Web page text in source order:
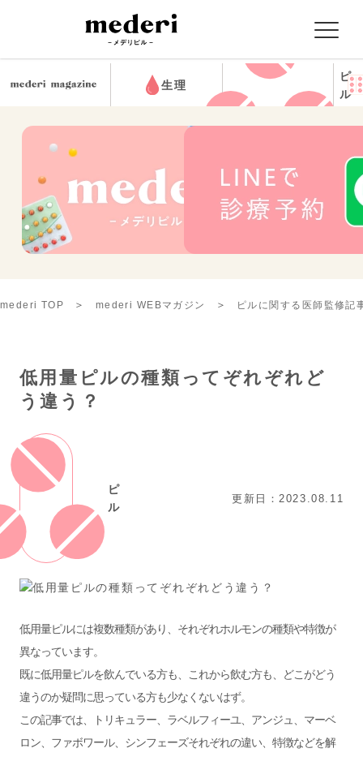
生理
ピ
ル
mederi TOP mederi WEBマガジン ピルに関する医師監修記
低用量ピルの種類ってぞれぞれど
う違う？
ピ
ル
更新日：2023.08.11
低用量ピルには複数種類があり、それぞれホルモンの種類や特徴が
異なっています。
既に低用量ピルを飲んでいる方も、これから飲む方も、どこがどう
違うのか疑問に思っている方も少なくないはず。
この記事では、トリキュラー、ラベルフィーユ、アンジュ、マーベ
ロン、ファボワール、シンフェーズそれぞれの違い、特徴などを解